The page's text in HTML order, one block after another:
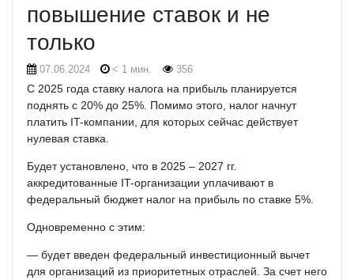
повышение ставок и не
только
07.06.2024 < 1 мин. 356
С 2025 года ставку налога на прибыль планируется
поднять с 20% до 25%. Помимо этого, налог начнут
платить IT-компании, для которых сейчас действует
нулевая ставка.
Будет установлено, что в 2025 – 2027 гг.
аккредитованные IT-организации уплачивают в
федеральный бюджет налог на прибыль по ставке 5%.
Одновременно с этим:
— будет введен федеральный инвестиционный вычет
для организаций из приоритетных отраслей. За счет него